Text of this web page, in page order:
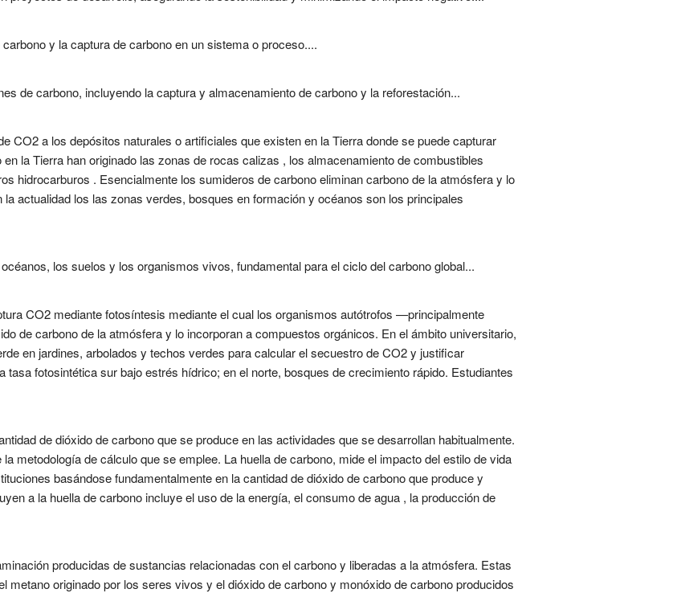
y la captura de carbono en un sistema o proceso....
de carbono, incluyendo la captura y almacenamiento de carbono y la reforestación...
CO2 a los depósitos naturales o artificiales que existen en la Tierra donde se puede capturar
la Tierra han originado las zonas de rocas calizas , los almacenamiento de combustibles
hidrocarburos . Esencialmente los sumideros de carbono eliminan carbono de la atmósfera y lo
actualidad los las zonas verdes, bosques en formación y océanos son los principales
los suelos y los organismos vivos, fundamental para el ciclo del carbono global...
CO2 mediante fotosíntesis mediante el cual los organismos autótrofos —principalmente
de carbono de la atmósfera y lo incorporan a compuestos orgánicos. En el ámbito universitario,
en jardines, arbolados y techos verdes para calcular el secuestro de CO2 y justificar
fotosintética sur bajo estrés hídrico; en el norte, bosques de crecimiento rápido. Estudiantes
de dióxido de carbono que se produce en las actividades que se desarrollan habitualmente.
metodología de cálculo que se emplee. La huella de carbono, mide el impacto del estilo de vida
basándose fundamentalmente en la cantidad de dióxido de carbono que produce y
a la huella de carbono incluye el uso de la energía, el consumo de agua , la producción de
producidas de sustancias relacionadas con el carbono y liberadas a la atmósfera. Estas
metano originado por los seres vivos y el dióxido de carbono y monóxido de carbono producidos